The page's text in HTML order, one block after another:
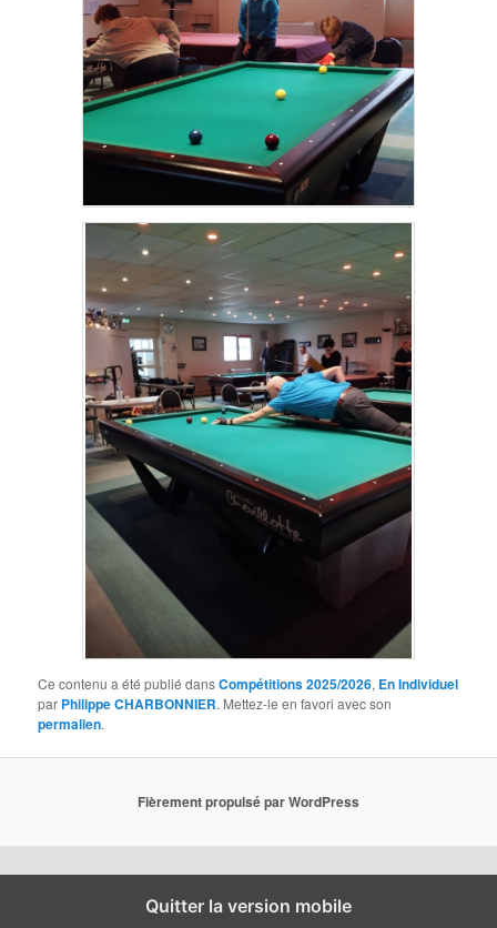
Ce contenu a été publié dansCompétitions 2025/2026, En Individuel
par Philippe CHARBONNIER. Mettez-le en favori avec son
permalien.
Fièrement propulsé par WordPress
Quitter la version mobile